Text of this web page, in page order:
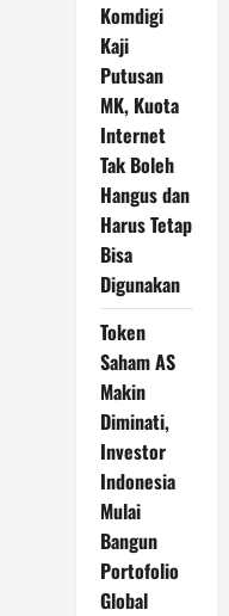
Komdigi
Kaji
Putusan
MK, Kuota
Internet
Tak Boleh
Hangus dan
Harus Tetap
Bisa
Digunakan
Token
Saham AS
Makin
Diminati,
Investor
Indonesia
Mulai
Bangun
Portofolio
Global